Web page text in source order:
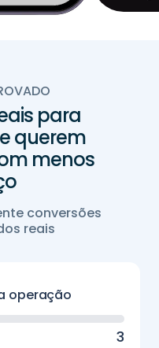
para
querem
menos
conversões
reais
operação
3